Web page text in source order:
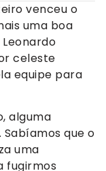
venceu o
uma boa
celeste
equipe para
alguma
que o
uma
fugirmos